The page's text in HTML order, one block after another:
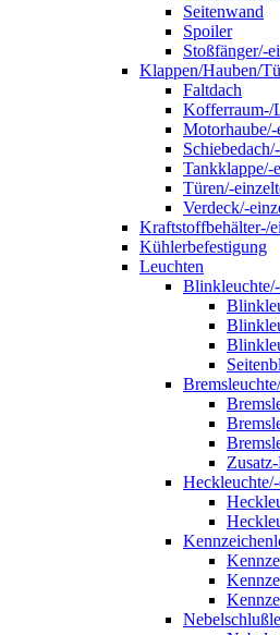
Seitenwand
Spoiler
Stoßfänger/-
Klappen/Hauben/
Faltdach
Kofferraum-/
Tankklappe/-
Türen/-
Verdeck/-
Kraftstoffbehälter-/
Kühlerbefestigung
Leuchten